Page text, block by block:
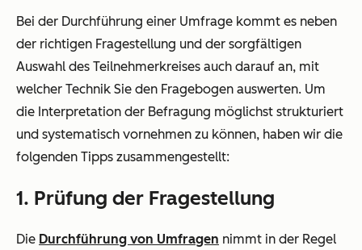
Bei der Durchführung einer Umfrage kommt es neben
der richtigen Fragestellung und der sorgfältigen
Auswahl des Teilnehmerkreises auch darauf an, mit
welcher Technik Sie den Fragebogen auswerten. Um
die Interpretation der Befragung möglichst strukturiert
und systematisch vornehmen zu können, haben wir die
folgenden Tipps zusammengestellt:
1. Prüfung der Fragestellung
Die Durchführung von Umfragen nimmt in der Regel